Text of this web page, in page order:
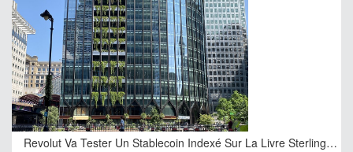
Revolut Va Tester Un Stablecoin Indexé Sur La Livre Sterling…